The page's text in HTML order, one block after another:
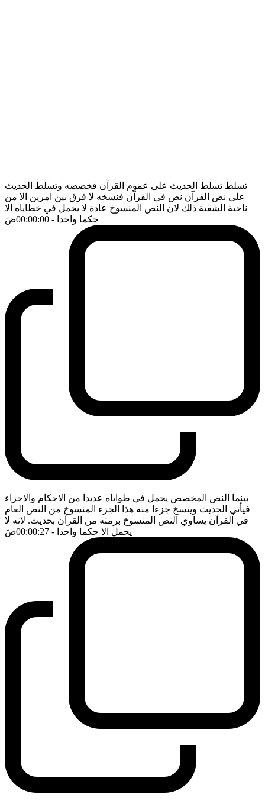
تسلط تسلط الحديث على عموم القرآن فخصصه وتسلط الحديث
على نص القرآن نص في القرآن فنسخه لا فرق بين امرين الا من
ناحية الشقية ذلك لان النص المنسوخ عادة لا يحمل في خطاياه الا
حكما واحدا - 00:00:00 ضَ
بينما النص المخصص يحمل في طواياه عديدا من الاحكام والاجزاء
فيأتي الحديث وينسخ جزءا منه هذا الجزء المنسوخ من النص العام
في القرآن يساوي النص المنسوخ برمته من القرآن بحديث. لانه لا
يحمل الا حكما واحدا - 00:00:27 ضَ